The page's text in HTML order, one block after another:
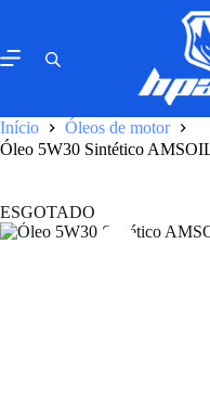
o
conteúdo
Início
Óleos de motor
Óleo 5W30 Sintético
ESGOTADO